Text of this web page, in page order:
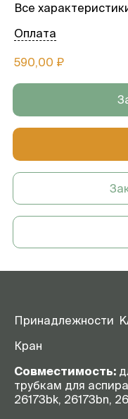
Все
590,00 ₽
Оплата
Принадлежности
Кран
Совместимость:
трубкам для
26173bk, 26173bn,